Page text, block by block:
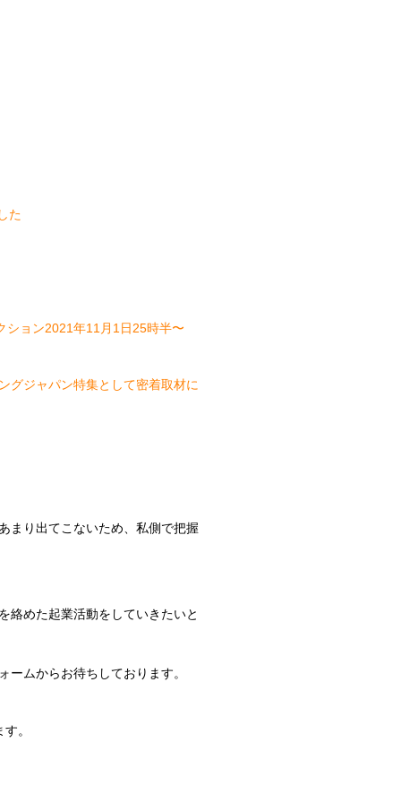
た
ション2021年11月1日25時半〜
グジャパン特集として密着取材に
まり出てこないため、私側で把握
絡めた起業活動をしていきたいと
ムからお待ちしております。
。